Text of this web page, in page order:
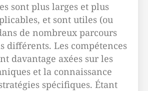
sont plus larges et plus
et sont utiles (ou
de nombreux parcours
différents. Les compétences
davantage axées sur les
et la connaissance
spécifiques. Étant